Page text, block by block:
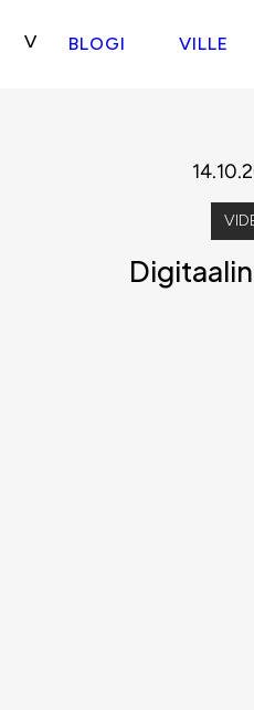
BLOGI VILLE